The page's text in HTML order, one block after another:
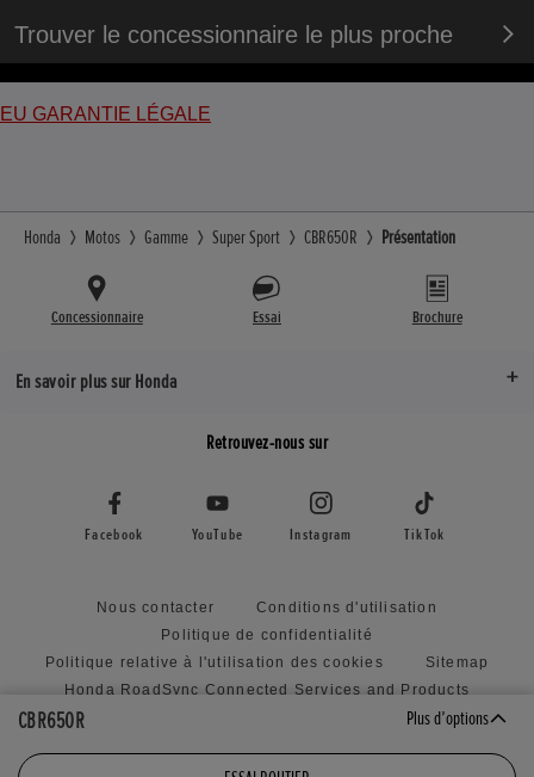
CBR650R Plus d’options
Trouver le concessionnaire le plus proche
EU GARANTIE LÉGALE
Honda Motos Gamme Super Sport CBR650R Présentation
Concessionnaire Essai Brochure
En savoir plus sur Honda
Retrouvez-nous sur
Facebook YouTube Instagram TikTok
Nous contacter
Conditions d'utilisation
Politique de confidentialité
Politique relative à l'utilisation des cookies
Sitemap
Honda RoadSync Connected Services and Products
Politique relative à la soumission d'idées non sollicitées